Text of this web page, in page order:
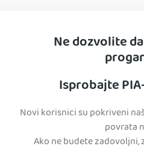
Ne dozvolite
Isprobajte
Novi korisnici su pokriveni
povrata
Ako ne budete